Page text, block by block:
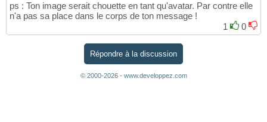
ps : Ton image serait chouette en tant qu'avatar. Par contre elle
n'a pas sa place dans le corps de ton message !
1
0
Répondre à la discussion
© 2000-2026 - www.developpez.com